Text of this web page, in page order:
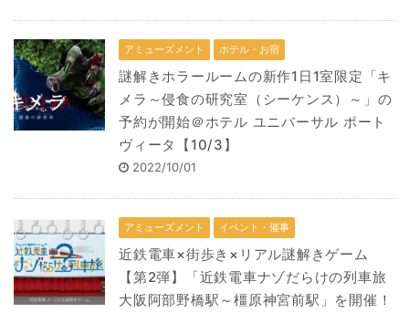
アミューズメント ホテル・お宿
謎解きホラールームの新作1日1室限定「キ
メラ～侵食の研究室（シーケンス）～」の
予約が開始＠ホテル ユニバーサル ポート
ヴィータ【10/3】
2022/10/01
アミューズメント イベント・催事
近鉄電車×街歩き×リアル謎解きゲーム
【第2弾】「近鉄電車ナゾだらけの列車旅
大阪阿部野橋駅～橿原神宮前駅」を開催！